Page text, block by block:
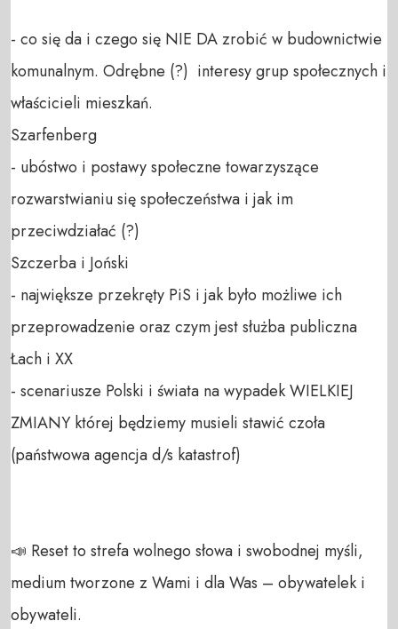
- co się da i czego się NIE DA zrobić w budownictwie
komunalnym. Odrębne (?)  interesy grup społecznych i
właścicieli mieszkań.
Szarfenberg
- ubóstwo i postawy społeczne towarzyszące
rozwarstwianiu się społeczeństwa i jak im
przeciwdziałać (?)
Szczerba i Joński
- największe przekręty PiS i jak było możliwe ich
przeprowadzenie oraz czym jest służba publiczna
Łach i XX
- scenariusze Polski i świata na wypadek WIELKIEJ
ZMIANY której będziemy musieli stawić czoła
(państwowa agencja d/s katastrof)
📣 Reset to strefa wolnego słowa i swobodnej myśli,
medium tworzone z Wami i dla Was – obywatelek i
obywateli.